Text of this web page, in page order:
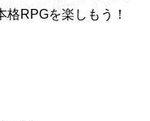
RPGを楽しもう！